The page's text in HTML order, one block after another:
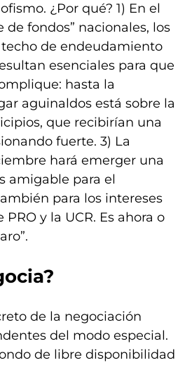
¿Por qué? 1) En el
de fondos” nacionales, los
de endeudamiento
esenciales para que
hasta la
aguinaldos está sobre la
que recibirían una
fuerte. 3) La
hará emerger una
amigable para el
para los intereses
y la UCR. Es ahora o
de la negociación
del modo especial.
de libre disponibilidad